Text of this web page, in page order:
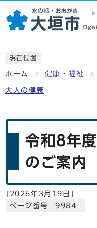
現在位置
ホーム 健康・福祉
大人の健康
令和8年
のご案内
[ 2026年3月19日 ]
ページ番号 9984